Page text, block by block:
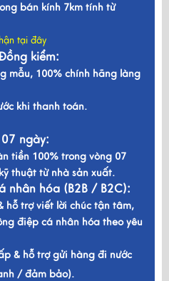
bán kính 7km tính từ
tại đây
kiểm:
mẫu, 100% chính hãng làng
khi thanh toán.
ngày:
tiền 100% trong vòng 07
thuật từ nhà sản xuất.
nhân hóa (B2B / B2C):
hỗ trợ viết lời chúc tận tâm,
điệp cá nhân hóa theo yêu
& hỗ trợ gửi hàng đi nước
/ đảm bảo).